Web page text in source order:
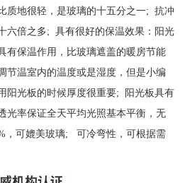
质地很轻，是玻璃的十五分之一; 抗冲
六倍之多; 具有很好的保温效果：阳光
有保温作用，比玻璃遮盖的暖房节能
节温室内的温度或是湿度，但是小编
阳光板的时候厚度很重要; 阳光板具有
光率保证全天平均光照基本平衡，无
，可媲美玻璃; 可冷弯性，可根据需